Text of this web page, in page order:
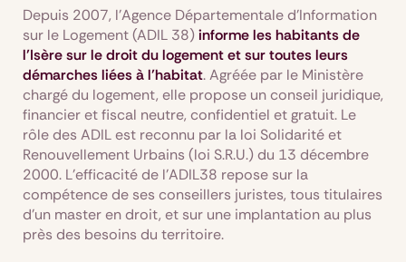
Depuis 2007, l’Agence Départementale d’Information
sur le Logement (ADIL 38)informe les habitants de
l’Isère sur le droit du logement et sur toutes leurs
démarches liées à l’habitat. Agréée par le Ministère
chargé du logement, elle propose un conseil juridique,
financier et fiscal neutre, confidentiel et gratuit. Le
rôle des ADIL est reconnu par la loi Solidarité et
Renouvellement Urbains (loi S.R.U.) du 13 décembre
2000. L’efficacité de l’ADIL38 repose sur la
compétence de ses conseillers juristes, tous titulaires
d’un master en droit, et sur une implantation au plus
près des besoins du territoire.